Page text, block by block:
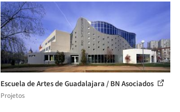
Escuela de Artes de Guadalajara / BN Asociados
Projetos